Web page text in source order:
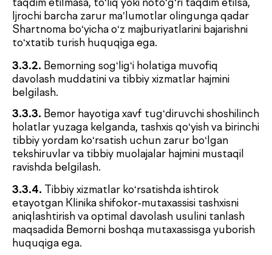
3.5.1.Qo‘shimcha (ixtisoslashtirilgan) tekshiruv
usullarini o‘tkazish zarurati yuzaga kelishi
mumkinligini, bunday diagnostik yoki davolash
tadbirlari Klinika tomonidan alohida to‘lov asosida
3.5.2.Klinika Buyurtmachi (Bemor)ga tibbiy
xizmatlar natijalariga erishish va ularni saqlab
qolishga qaratilgan barcha tayinlovlar, ko‘rsatmalar
va tavsiyalarga, jumladan qabul/ko‘riklarga kelish
vaqti va sanasiga rioya qilish, kun tartibi, dori
vositalarini qabul qilish rejimi va boshqa
cheklovlarga amal qilmaslik, shuningdek mavjud
kasalliklar va/yoki patologiyalar haqida o‘z vaqtida
xabar bermaslik ko‘rsatilayotgan pullik tibbiy
xizmat sifatini pasaytirishi, uni belgilangan
muddatda yakunlashning imkonsiz bo‘lishiga yoki
Bemor sog‘lig‘iga salbiy ta’sir ko‘rsatishi mumkinligi
haqida Buyurtmachini xabardor qilganini.
3.5.3. Tibbiy hujjatlar nusxalari (yoki ulardan
ko‘chirmalar) Bemorning shaxsiy murojaati asosida
bepul tarzda qog‘oz ko‘rinishda yoki elektron
shaklda taqdim etilishi mumkinligini.